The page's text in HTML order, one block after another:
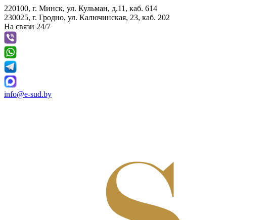
220100, г. Минск, ул. Кульман, д.11, каб. 614
230025, г. Гродно, ул. Калючинская, 23, каб. 202
На связи 24/7
info@e-sud.by